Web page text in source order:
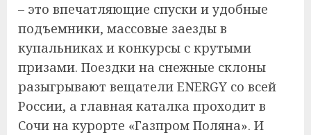
– это впечатляющие спуски и удобные
подъемники, массовые заезды в
купальниках и конкурсы с крутыми
призами. Поездки на снежные склоны
разыгрывают вещатели ENERGY со всей
России, а главная каталка проходит в
Сочи на курорте «Газпром Поляна». И